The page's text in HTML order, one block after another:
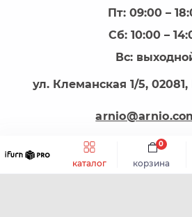
каталог корзина
0
Пт: 09:00 –
Сб: 10:00 –
Вс:
ул. Клеманская 1/5,